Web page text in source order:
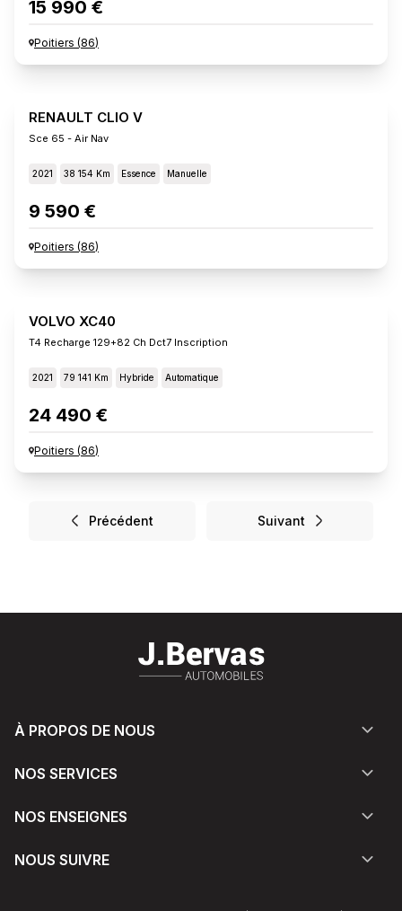
15 990 €
Poitiers (86)
RENAULT CLIO V
Sce 65 - Air Nav
2021 38 154 Km Essence Manuelle
9 590 €
Poitiers (86)
VOLVO XC40
T4 Recharge 129+82 Ch Dct7 Inscription
2021 79 141 Km Hybride Automatique
24 490 €
Poitiers (86)
Précédent Suivant
À PROPOS DE NOUS
NOS SERVICES
NOS ENSEIGNES
NOUS SUIVRE